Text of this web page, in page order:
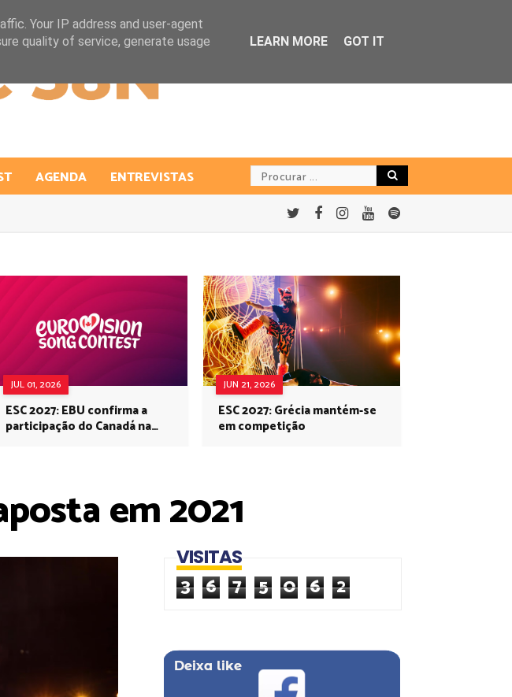
AGENDA ENTREVISTAS
JUL 01, 2026
ESC 2027: EBU confirma a
participação do Canadá na
JUN 21, 2026
ESC 2027: Grécia mantém-se
em competição
em 2021
VISITAS
3 6 7 5 0 6 2
Your IP address and user-agent
quality of service, generate usage
LEARN MORE GOT IT